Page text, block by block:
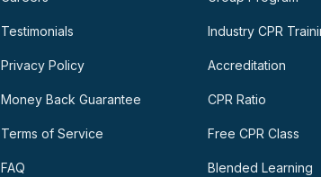
Testimonials
Privacy Policy
Money Back Guarantee
Terms of Service
FAQ
Industry CPR
Accreditation
CPR Ratio
Free CPR Class
Blended Learning